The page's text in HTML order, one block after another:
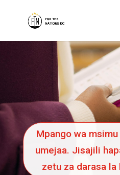
Mpango wa
umejaa. Jisajili
zetu za darasa la